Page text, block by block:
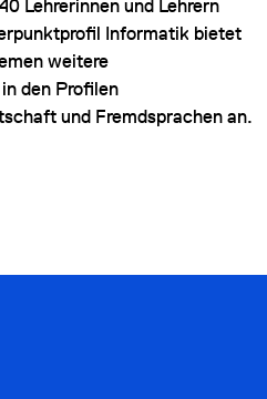
Lehrerinnen und Lehrern
Informatik bietet
weitere
den Profilen
und Fremdsprachen an.